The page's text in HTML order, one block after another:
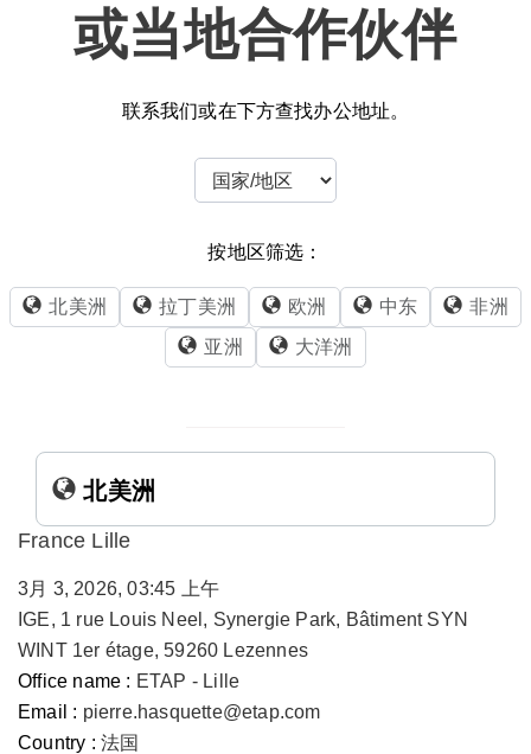
或当地合作伙伴
联系我们或在下方查找办公地址。
按地区筛选：
北美洲 拉丁美洲 欧洲 中东
非洲
亚洲
大洋洲
北美洲
France Lille
3月 3, 2026, 03:45 上午
IGE, 1 rue Louis Neel, Synergie Park, Bâtiment SYN
WINT 1er étage, 59260 Lezennes
Office name : ETAP - Lille
Email : pierre.hasquette@etap.com
Country : 法国